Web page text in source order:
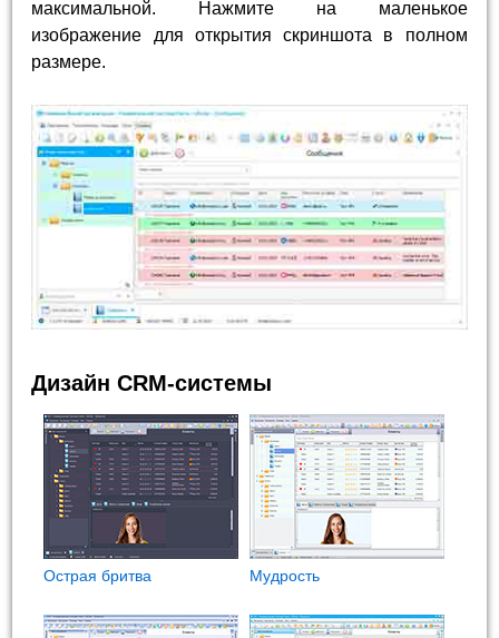
максимальной. Нажмите на маленькое
изображение для открытия скриншота в полном
размере.
Дизайн CRM-системы
Острая бритва Мудрость